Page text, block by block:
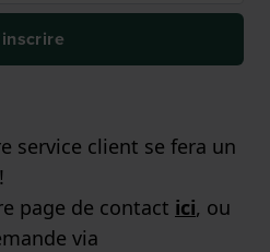
service client se fera un
page de contact ici, ou
via